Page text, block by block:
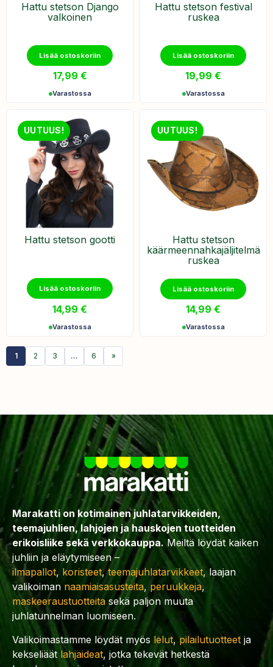
Hattu stetson Django
valkoinen
Lisää ostoskoriin
17,99 €
Varastossa
Hattu stetson festival
ruskea
Lisää ostoskoriin
19,99 €
Varastossa
UUTUUS!
Hattu stetson gootti
Lisää ostoskoriin
14,99 €
Varastossa
UUTUUS!
Hattu stetson
käärmeennahkajäljitelmä
ruskea
Lisää ostoskoriin
14,99 €
Varastossa
1 2 3 … 6 »
Marakatti on kotimainen juhlatarvikkeiden,
teemajuhlien, lahjojen ja hauskojen tuotteiden
erikoisliike sekä verkkokauppa. Meiltä löydät kaiken
juhliin ja eläytymiseen –
ilmapallot, koristeet,teemajuhlatarvikkeet, laajan
valikoiman naamiaisasusteita, peruukkeja,
maskeeraustuotteita sekä paljon muuta
juhlatunnelman luomiseen.
Valikoimastamme löydät myös lelut,pilailutuotteet ja
kekseliäät lahjaideat, jotka tekevät hetkestä